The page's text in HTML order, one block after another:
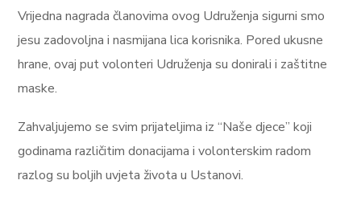
Vrijedna nagrada članovima ovog Udruženja sigurni smo
jesu zadovoljna i nasmijana lica korisnika. Pored ukusne
hrane, ovaj put volonteri Udruženja su donirali i zaštitne
maske.
Zahvaljujemo se svim prijateljima iz “Naše djece” koji
godinama različitim donacijama i volonterskim radom
razlog su boljih uvjeta života u Ustanovi.